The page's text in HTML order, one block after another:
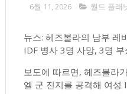
6월 11, 2026 월드 플래
뉴스: 헤즈볼라의 남부 레
IDF 병사 3명 사망, 3명 부
보도에 따르면, 헤즈볼라
엘 군 진지를 공격해 여성